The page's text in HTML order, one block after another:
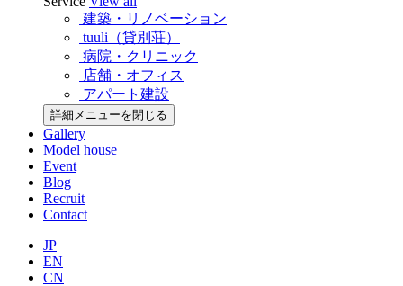
建築・リノベーション
tuuli（貸別荘）
病院・クリニック
店舗・オフィス
アパート建設
詳細メニューを閉じる
Gallery
Model house
Event
Blog
Recruit
Contact
JP
EN
CN